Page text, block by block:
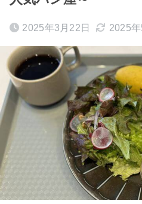
2025年3月22日 2025年